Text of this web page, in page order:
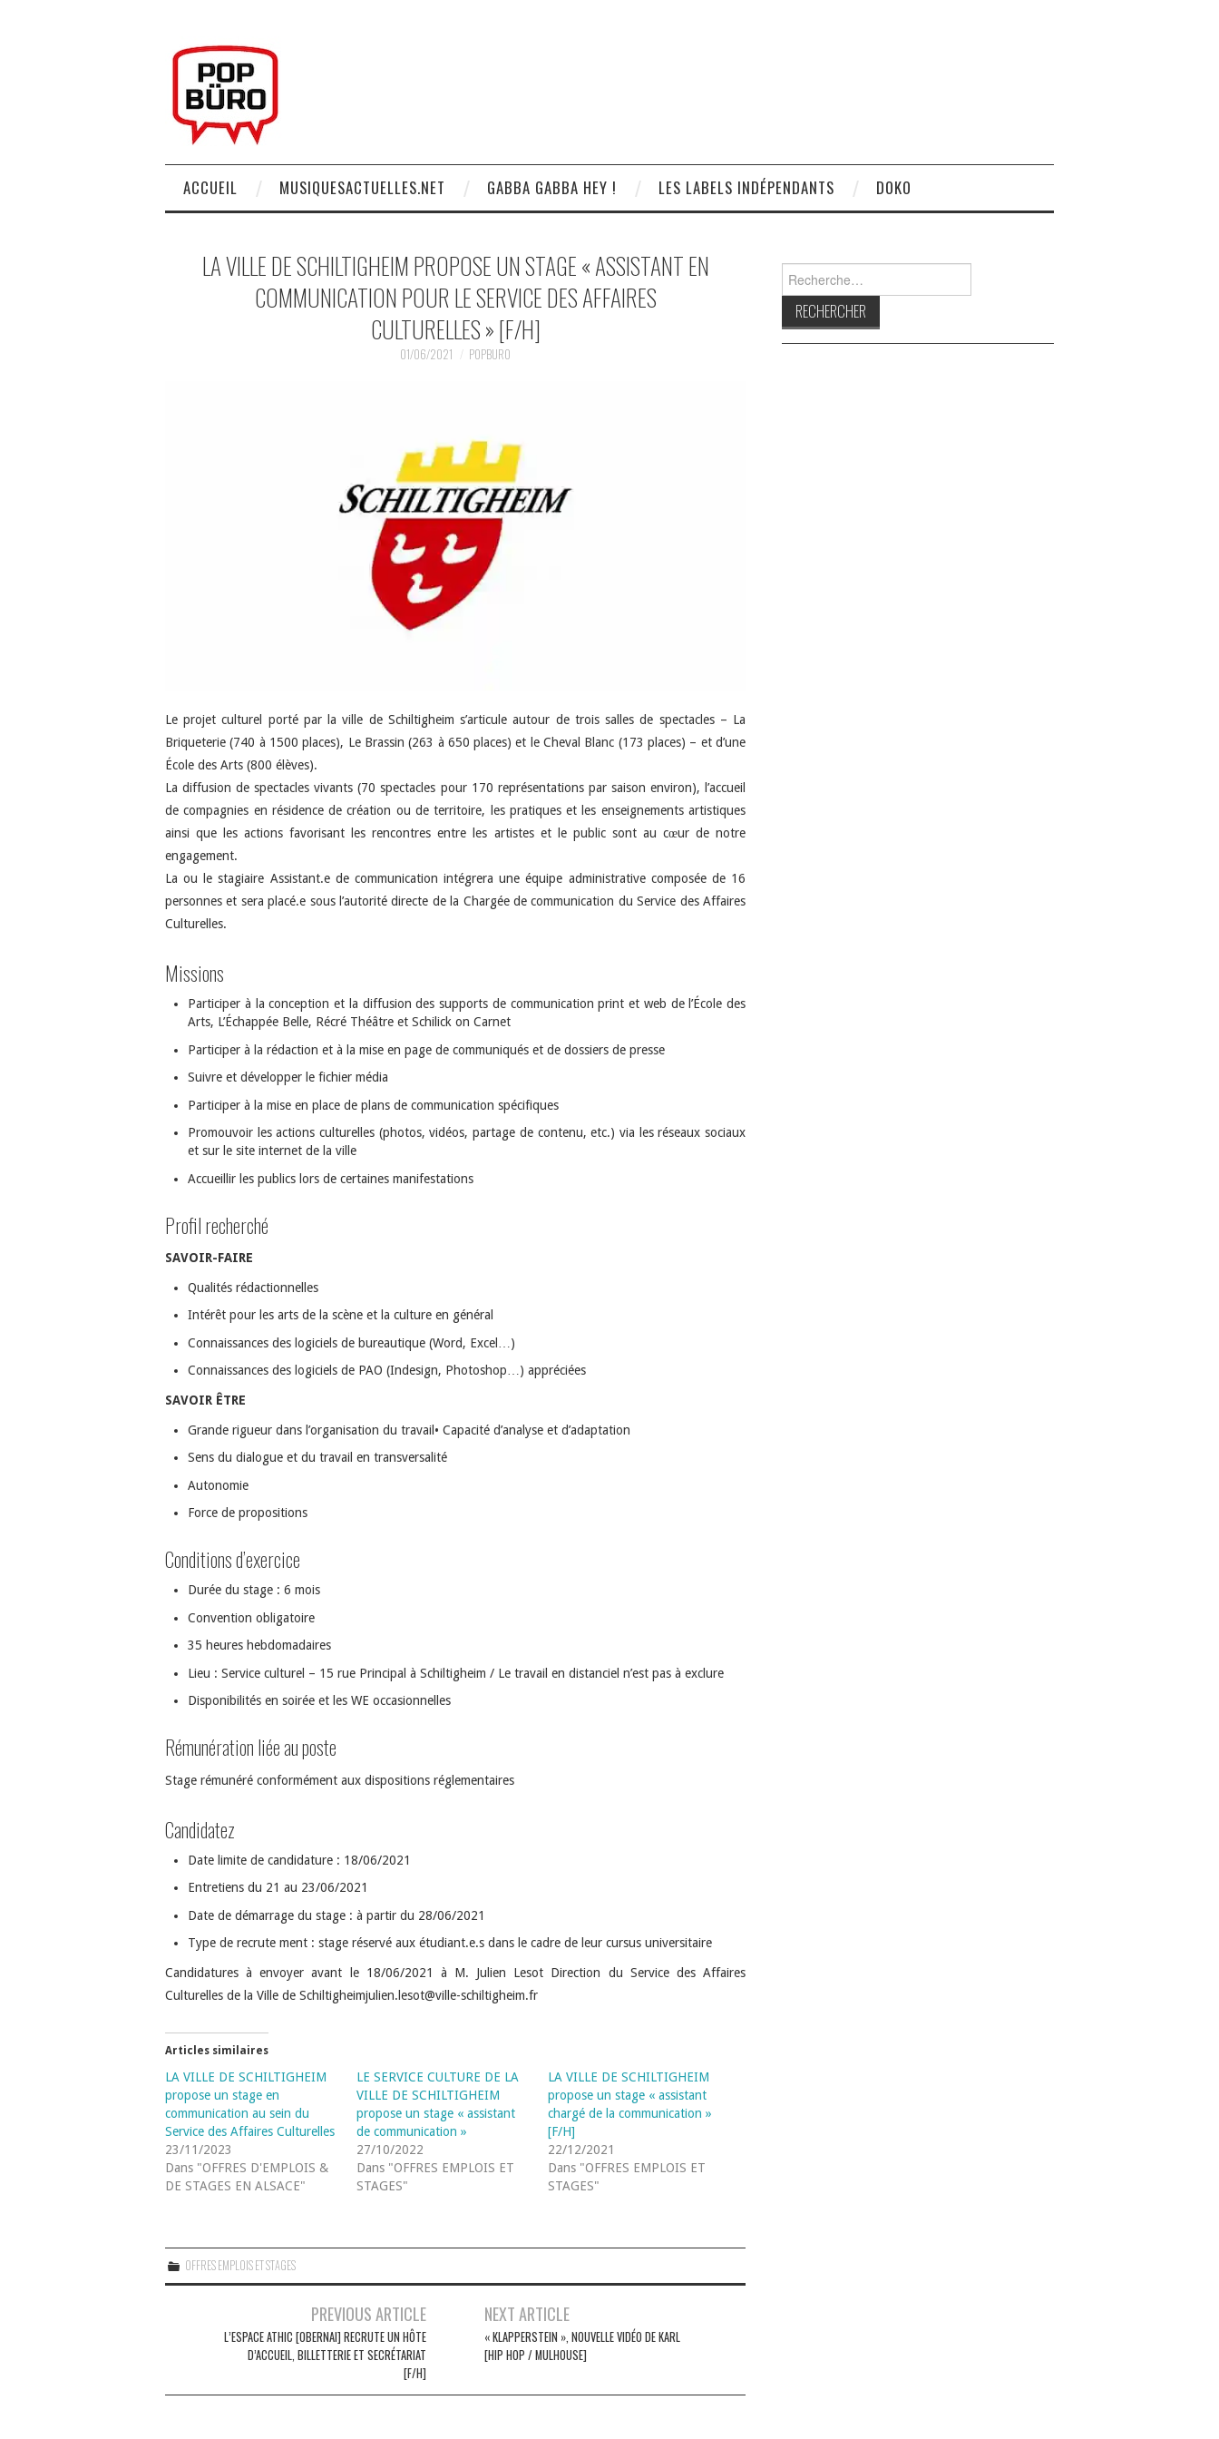
ACCUEIL MUSIQUESACTUELLES.NET GABBA GABBA HEY ! LES LABELS INDÉPENDANTS DOKO
LA VILLE DE SCHILTIGHEIM PROPOSE UN STAGE « ASSISTANT EN
COMMUNICATION POUR LE SERVICE DES AFFAIRES
CULTURELLES » [F/H]
01/06/2021 POPBURO
Le projet culturel porté par la ville de Schiltigheim s’articule autour de trois salles de spectacles – La
Briqueterie (740 à 1500 places), Le Brassin (263 à 650 places) et le Cheval Blanc (173 places) – et d’une
École des Arts (800 élèves).
La diffusion de spectacles vivants (70 spectacles pour 170 représentations par saison environ), l’accueil
de compagnies en résidence de création ou de territoire, les pratiques et les enseignements artistiques
ainsi que les actions favorisant les rencontres entre les artistes et le public sont au cœur de notre
engagement.
La ou le stagiaire Assistant.e de communication intégrera une équipe administrative composée de 16
personnes et sera placé.e sous l’autorité directe de la Chargée de communication du Service des Affaires
Culturelles.
Missions
Participer à la conception et la diffusion des supports de communication print et web de l’École des
Arts, L’Échappée Belle, Récré Théâtre et Schilick on Carnet
Participer à la rédaction et à la mise en page de communiqués et de dossiers de presse
Suivre et développer le fichier média
Participer à la mise en place de plans de communication spécifiques
Promouvoir les actions culturelles (photos, vidéos, partage de contenu, etc.) via les réseaux sociaux
et sur le site internet de la ville
Accueillir les publics lors de certaines manifestations
Profil recherché
SAVOIR-FAIRE
Qualités rédactionnelles
Intérêt pour les arts de la scène et la culture en général
Connaissances des logiciels de bureautique (Word, Excel…)
Connaissances des logiciels de PAO (Indesign, Photoshop…) appréciées
SAVOIR ÊTRE
Grande rigueur dans l’organisation du travail• Capacité d’analyse et d’adaptation
Sens du dialogue et du travail en transversalité
Autonomie
Force de propositions
Conditions d’exercice
Durée du stage : 6 mois
Convention obligatoire
35 heures hebdomadaires
Lieu : Service culturel – 15 rue Principal à Schiltigheim / Le travail en distanciel n’est pas à exclure
Disponibilités en soirée et les WE occasionnelles
Rémunération liée au poste
Stage rémunéré conformément aux dispositions réglementaires
Candidatez
Date limite de candidature : 18/06/2021
Entretiens du 21 au 23/06/2021
Date de démarrage du stage : à partir du 28/06/2021
Type de recrute ment : stage réservé aux étudiant.e.s dans le cadre de leur cursus universitaire
Candidatures à envoyer avant le 18/06/2021 à M. Julien Lesot Direction du Service des Affaires
Culturelles de la Ville de Schiltigheimjulien.lesot@ville-schiltigheim.fr
Articles similaires
LA VILLE DE SCHILTIGHEIM
propose un stage en
communication au sein du
Service des Affaires Culturelles
23/11/2023
Dans "OFFRES D'EMPLOIS &
DE STAGES EN ALSACE"
LE SERVICE CULTURE DE LA
VILLE DE SCHILTIGHEIM
propose un stage « assistant
de communication »
27/10/2022
Dans "OFFRES EMPLOIS ET
STAGES"
LA VILLE DE SCHILTIGHEIM
propose un stage « assistant
chargé de la communication »
[F/H]
22/12/2021
Dans "OFFRES EMPLOIS ET
STAGES"
OFFRES EMPLOIS ET STAGES
PREVIOUS ARTICLE
L’ESPACE ATHIC [OBERNAI] RECRUTE UN HÔTE
D’ACCUEIL, BILLETTERIE ET SECRÉTARIAT
[F/H]
NEXT ARTICLE
« KLAPPERSTEIN », NOUVELLE VIDÉO DE KARL
[HIP HOP / MULHOUSE]